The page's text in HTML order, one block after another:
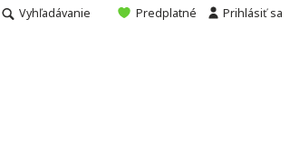
Vyhľadávanie Predplatné Prihlásiť sa